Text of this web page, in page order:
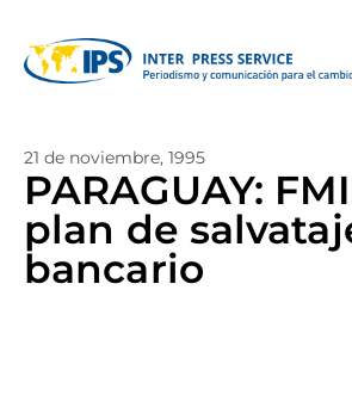
21 de noviembre, 1995
PARAGUAY:
plan de
bancario